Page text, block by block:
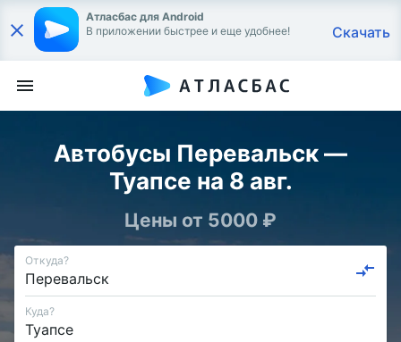
Атласбас для Android
В приложении быстрее и еще удобнее!
Скачать
Автобусы Перевальск —
Туапсе на 8 авг.
Цены от 5000 ₽
Откуда?
Куда?